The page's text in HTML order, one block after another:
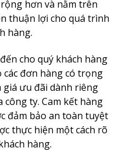
hơn và nằm trên
thuận lợi cho quá trình
hàng.
cho quý khách hàng
đơn hàng có trọng
giá ưu đãi dành riêng
ty. Cam kết hàng
đảm bảo an toàn tuyệt
thực hiện một cách rõ
hàng.